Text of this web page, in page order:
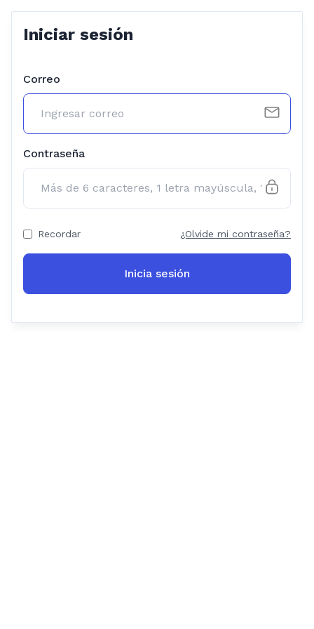
Iniciar sesión
Correo
Contraseña
Recordar ¿Olvide mi contraseña?